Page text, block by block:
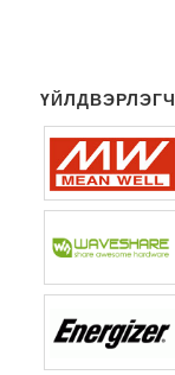
ҮЙЛДВЭРЛЭГЧ